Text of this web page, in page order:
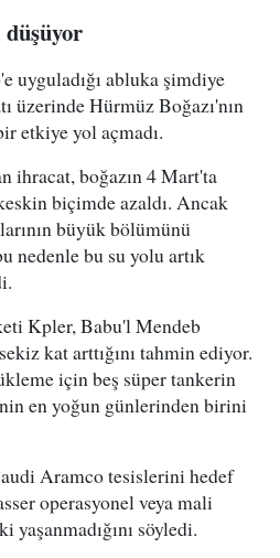
uyguladığı abluka şimdiye
üzerinde Hürmüz Boğazı'nın
etkiye yol açmadı.
ihracat, boğazın 4 Mart'ta
biçimde azaldı. Ancak
büyük bölümünü
nedenle bu su yolu artık
Kpler, Babu'l Mendeb
kat arttığını tahmin ediyor.
için beş süper tankerin
en yoğun günlerinden birini
Aramco tesislerini hedef
operasyonel veya mali
yaşanmadığını söyledi.